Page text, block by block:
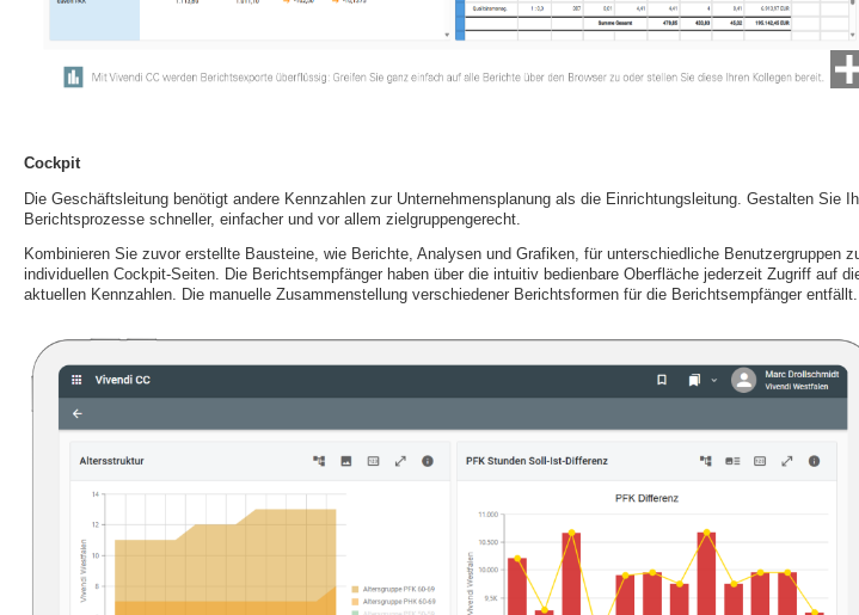
Cockpit
Die Geschäftsleitung benötigt andere Kennzahlen zur Unternehmensplanung als die Einrichtungsleitung. Gestalten Sie
Berichtsprozesse schneller, einfacher und vor allem zielgruppengerecht.
Kombinieren Sie zuvor erstellte Bausteine, wie Berichte, Analysen und Grafiken, für unterschiedliche Benutzergruppen
individuellen Cockpit-Seiten. Die Berichtsempfänger haben über die intuitiv bedienbare Oberfläche jederzeit Zugriff auf
aktuellen Kennzahlen. Die manuelle Zusammenstellung verschiedener Berichtsformen für die Berichtsempfänger entfällt.